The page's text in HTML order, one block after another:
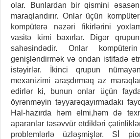
olar. Bunlardan bir qismini
maraqlandırır. Onlar üçün
kompüterə nəzəri fikirlərini
vasitə kimi baxırlar. Digər
sahəsindədir. Onlar
genişləndirmək və ondan istifadə
istəyirlər. İkinci qrupun
mexanizimi araşdırmaq az
edirlər ki, bunun onlar üçün
öyrənməyin təyyarəqayırmadakı
Hal-hazırda həm elmi,həm də
aparanlar təsəvvür etdikləri
problemlərlə üzləşmişlər. Sİ